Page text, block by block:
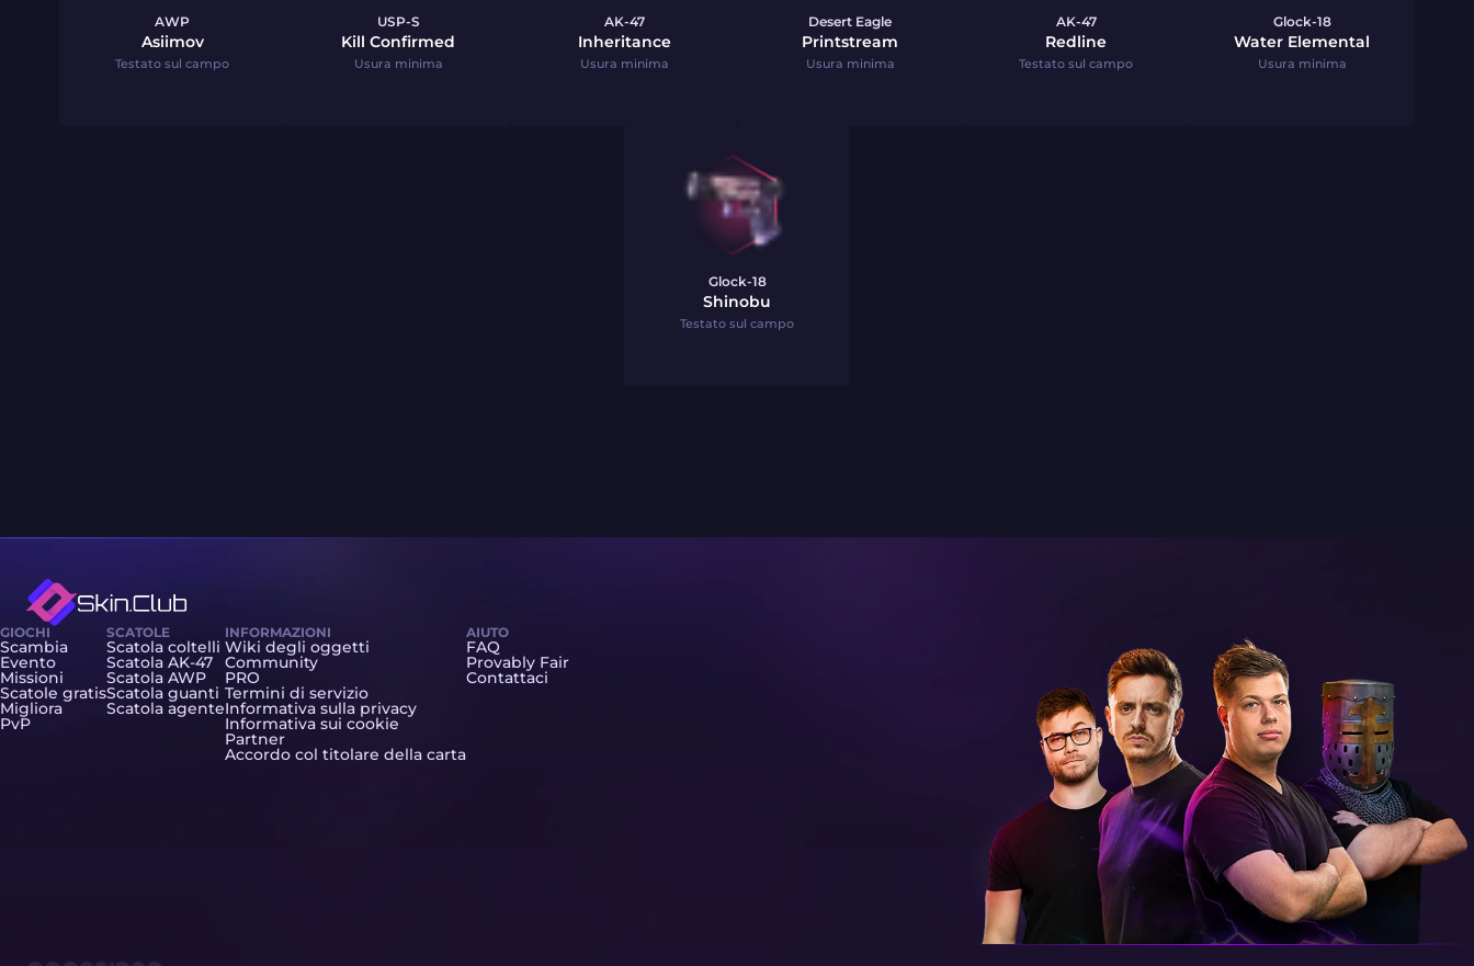
AWP
Asiimov
Testato sul campo
USP-S
Kill Confirmed
Usura minima
AK-47
Inheritance
Usura minima
Desert Eagle
Printstream
Usura minima
AK-47
Redline
Testato sul campo
Glock-18
Water Elemental
Usura minima
Glock-18
Shinobu
Testato sul campo
GIOCHI
Scambia
Evento
Missioni
Scatole gratis
Migliora
PvP
SCATOLE
Scatola coltelli
Scatola AK-47
Scatola AWP
Scatola guanti
Scatola agente
INFORMAZIONI
Wiki degli oggetti
Community
PRO
Termini di servizio
Informativa sulla privacy
Informativa sui cookie
Partner
Accordo col titolare della carta
AIUTO
FAQ
Provably Fair
Contattaci